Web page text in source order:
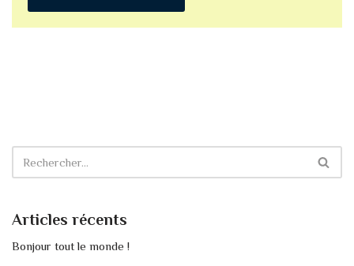
Articles récents
Bonjour tout le monde !